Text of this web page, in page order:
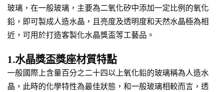
玻璃，在一般玻璃，主要為二氧化矽中添加一定比例的氧化
鉛，即可製成人造水晶，且亮度及透明度和天然水晶極為相
近，可用於打造客製化水晶獎盃等工藝品。
1.水晶獎盃獎座材質特點
一般國際上含量百分之二十四以上氧化鉛的玻璃稱為人造水
晶，此時的化學特性為最佳狀態，和一般玻璃相較而言，透